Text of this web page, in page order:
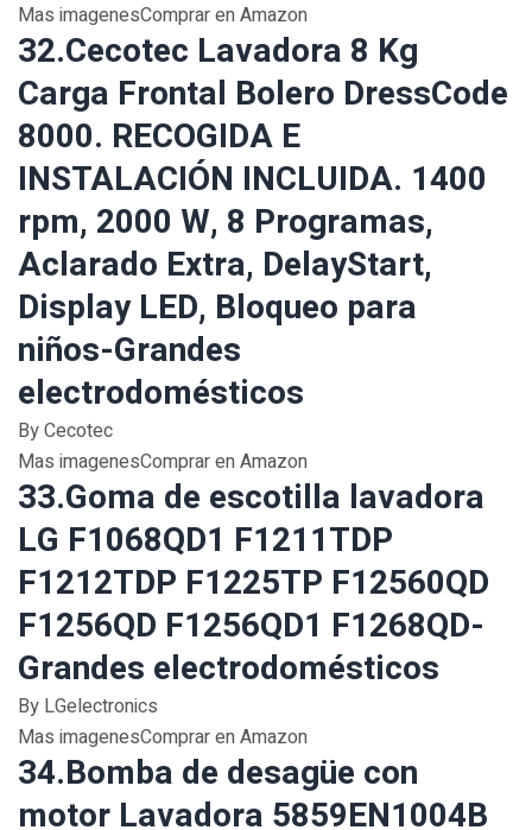
Mas imagenesComprar en Amazon
32.Cecotec Lavadora 8 Kg
Carga Frontal Bolero DressCode
8000. RECOGIDA E
INSTALACIÓN INCLUIDA. 1400
rpm, 2000 W, 8 Programas,
Aclarado Extra, DelayStart,
Display LED, Bloqueo para
niños-Grandes
electrodomésticos
By Cecotec
Mas imagenesComprar en Amazon
33.Goma de escotilla lavadora
LG F1068QD1 F1211TDP
F1212TDP F1225TP F12560QD
F1256QD F1256QD1 F1268QD-
Grandes electrodomésticos
By LGelectronics
Mas imagenesComprar en Amazon
34.Bomba de desagüe con
motor Lavadora 5859EN1004B